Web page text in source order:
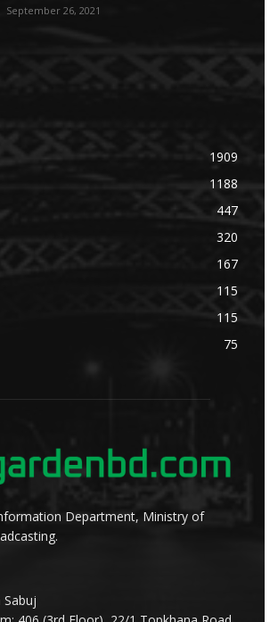
September 26, 2021
1909
1188
447
320
167
115
115
75
Department, Ministry of
Sabuj